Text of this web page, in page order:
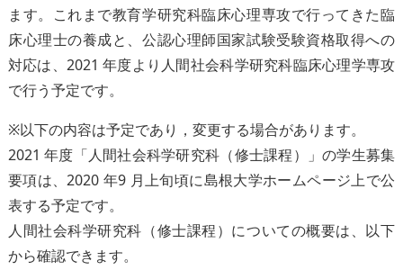
ます。これまで教育学研究科臨床心理専攻で行ってきた臨
床心理士の養成と、公認心理師国家試験受験資格取得への
対応は、2021 年度より人間社会科学研究科臨床心理学専攻
で行う予定です。
※以下の内容は予定であり，変更する場合があります。
2021 年度「人間社会科学研究科（修士課程）」の学生募集
要項は、2020 年9 月上旬頃に島根大学ホームページ上で公
表する予定です。
人間社会科学研究科（修士課程）についての概要は、以下
から確認できます。